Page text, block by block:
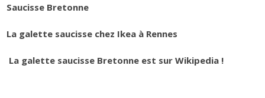
Saucisse Bretonne
La galette saucisse chez Ikea à Rennes
La galette saucisse Bretonne est sur Wikipedia !